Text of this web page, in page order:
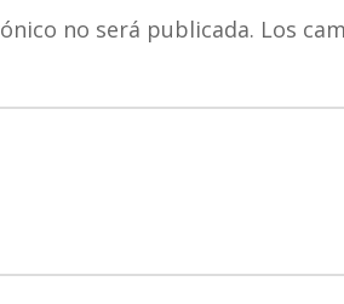
no será publicada. Los